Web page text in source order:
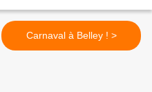
Carnaval à Belley ! >